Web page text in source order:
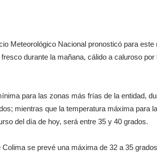
Meteorológico Nacional pronosticó para
durante la mañana, cálido a caluroso
para las zonas más frías de la entidad,
mientras que la temperatura máxima para
del día de hoy, será entre 35 y 40 grados.
Colima se prevé una máxima de 32 a 35